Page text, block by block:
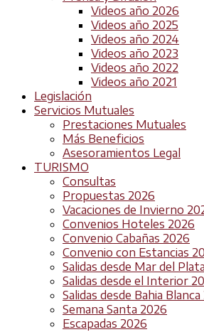
Videos año 2026
Videos año 2025
Videos año 2024
Videos año 2023
Videos año 2022
Videos año 2021
Legislación
Servicios Mutuales
Prestaciones Mutuales
Más Beneficios
Asesoramientos Legal
TURISMO
Consultas
Propuestas 2026
Vacaciones de Invierno
Convenios Hoteles 2026
Convenio Cabañas 2026
Convenio con Estancias
Salidas desde Mar del Plata
Salidas desde el Interior
Salidas desde Bahia
Semana Santa 2026
Escapadas 2026